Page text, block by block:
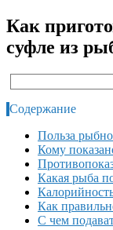
Как
суфле из
Содержание
Польза
Кому
Какая рыба
Как
С чем